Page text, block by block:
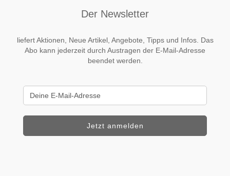
Der Newsletter
liefert Aktionen, Neue Artikel, Angebote, Tipps und Infos. Das
Abo kann jederzeit durch Austragen der E-Mail-Adresse
beendet werden.